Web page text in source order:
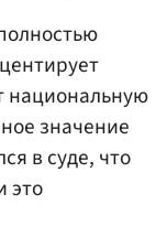
национальную
значение
в суде, что
это